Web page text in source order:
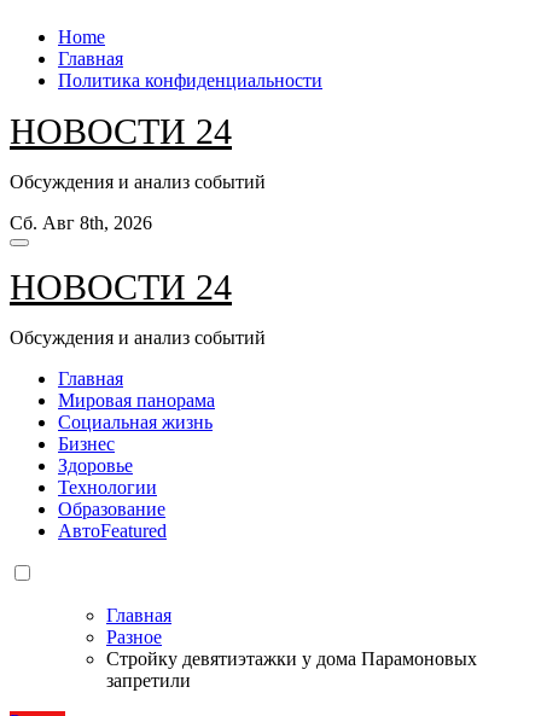
Перейти
содержанию
Home
Главная
Политика конфиденциальности
НОВОСТИ 24
Обсуждения и анализ событий
Сб. Авг 8th, 2026
НОВОСТИ 24
Обсуждения и анализ событий
Главная
Мировая панорама
Социальная жизнь
Бизнес
Здоровье
Технологии
Образование
АвтоFeatured
Главная
Разное
Стройку девятиэтажки у дома Парамоновых
запретили